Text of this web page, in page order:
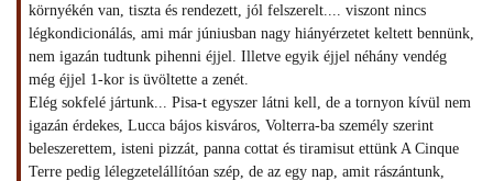
környékén van, tiszta és rendezett, jól felszerelt.... viszont nincs
légkondicionálás, ami már júniusban nagy hiányérzetet keltett bennünk,
nem igazán tudtunk pihenni éjjel. Illetve egyik éjjel néhány vendég
még éjjel 1-kor is üvöltette a zenét.
Elég sokfelé jártunk... Pisa-t egyszer látni kell, de a tornyon kívül nem
igazán érdekes, Lucca bájos kisváros, Volterra-ba személy szerint
beleszerettem, isteni pizzát, panna cottat és tiramisut ettünk A Cinque
Terre pedig lélegzetelállítóan szép, de az egy nap, amit rászántunk,